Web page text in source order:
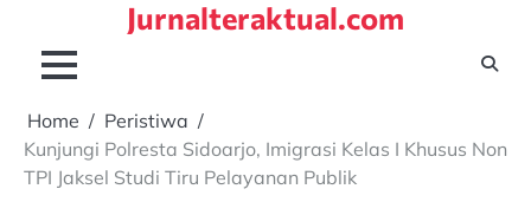
content
Jurnalteraktual.com
Home
Peristiwa
Kunjungi Polresta Sidoarjo, Imigrasi Kelas I Khusus Non
TPI Jaksel Studi Tiru Pelayanan Publik